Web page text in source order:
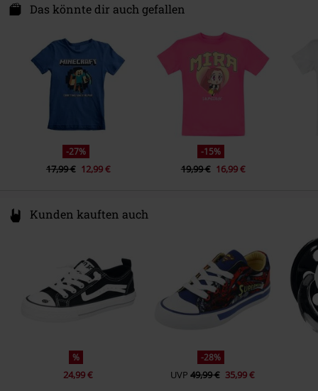
Ware T-Shirt
Fruit of the Loom - Iconic
Castricummerwerf 45
info@heroesinc.eu
Das könnte dir auch gefallen
-27%
17,99 € 12,99 €
-15%
19,99 € 16,99 €
Kunden kauften auch
%
24,99 €
-28%
UVP 49,99 € 35,99 €